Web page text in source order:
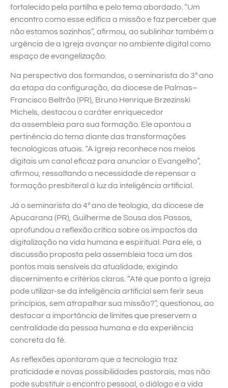
fortalecido pela partilha e pelo tema abordado. “Um
encontro como esse edifica a missão e faz perceber que
não estamos sozinhos”, afirmou, ao sublinhar também a
urgência de a Igreja avançar no ambiente digital como
espaço de evangelização.
Na perspectiva dos formandos, o seminarista do 3º ano
da etapa da configuração, da diocese de Palmas–
Francisco Beltrão (PR), Bruno Henrique Brzezinski
Michels, destacou o caráter enriquecedor
da assembleia para sua formação. Ele apontou a
pertinência do tema diante das transformações
tecnológicas atuais. “A Igreja reconhece nos meios
digitais um canal eficaz para anunciar o Evangelho”,
afirmou, ressaltando a necessidade de repensar a
formação presbiteral à luz da inteligência artificial.
Já o seminarista do 4º ano de teologia, da diocese de
Apucarana (PR), Guilherme de Sousa dos Passos,
aprofundou a reflexão crítica sobre os impactos da
digitalização na vida humana e espiritual. Para ele, a
discussão proposta pela assembleia toca um dos
pontos mais sensíveis da atualidade, exigindo
discernimento e critérios claros. “Até que ponto a Igreja
pode utilizar-se da inteligência artificial sem ferir seus
princípios, sem atrapalhar sua missão?”, questionou, ao
destacar a importância de limites que preservem a
centralidade da pessoa humana e da experiência
concreta da fé.
As reflexões apontaram que a tecnologia traz
praticidade e novas possibilidades pastorais, mas não
pode substituir o encontro pessoal, o diálogo e a vida